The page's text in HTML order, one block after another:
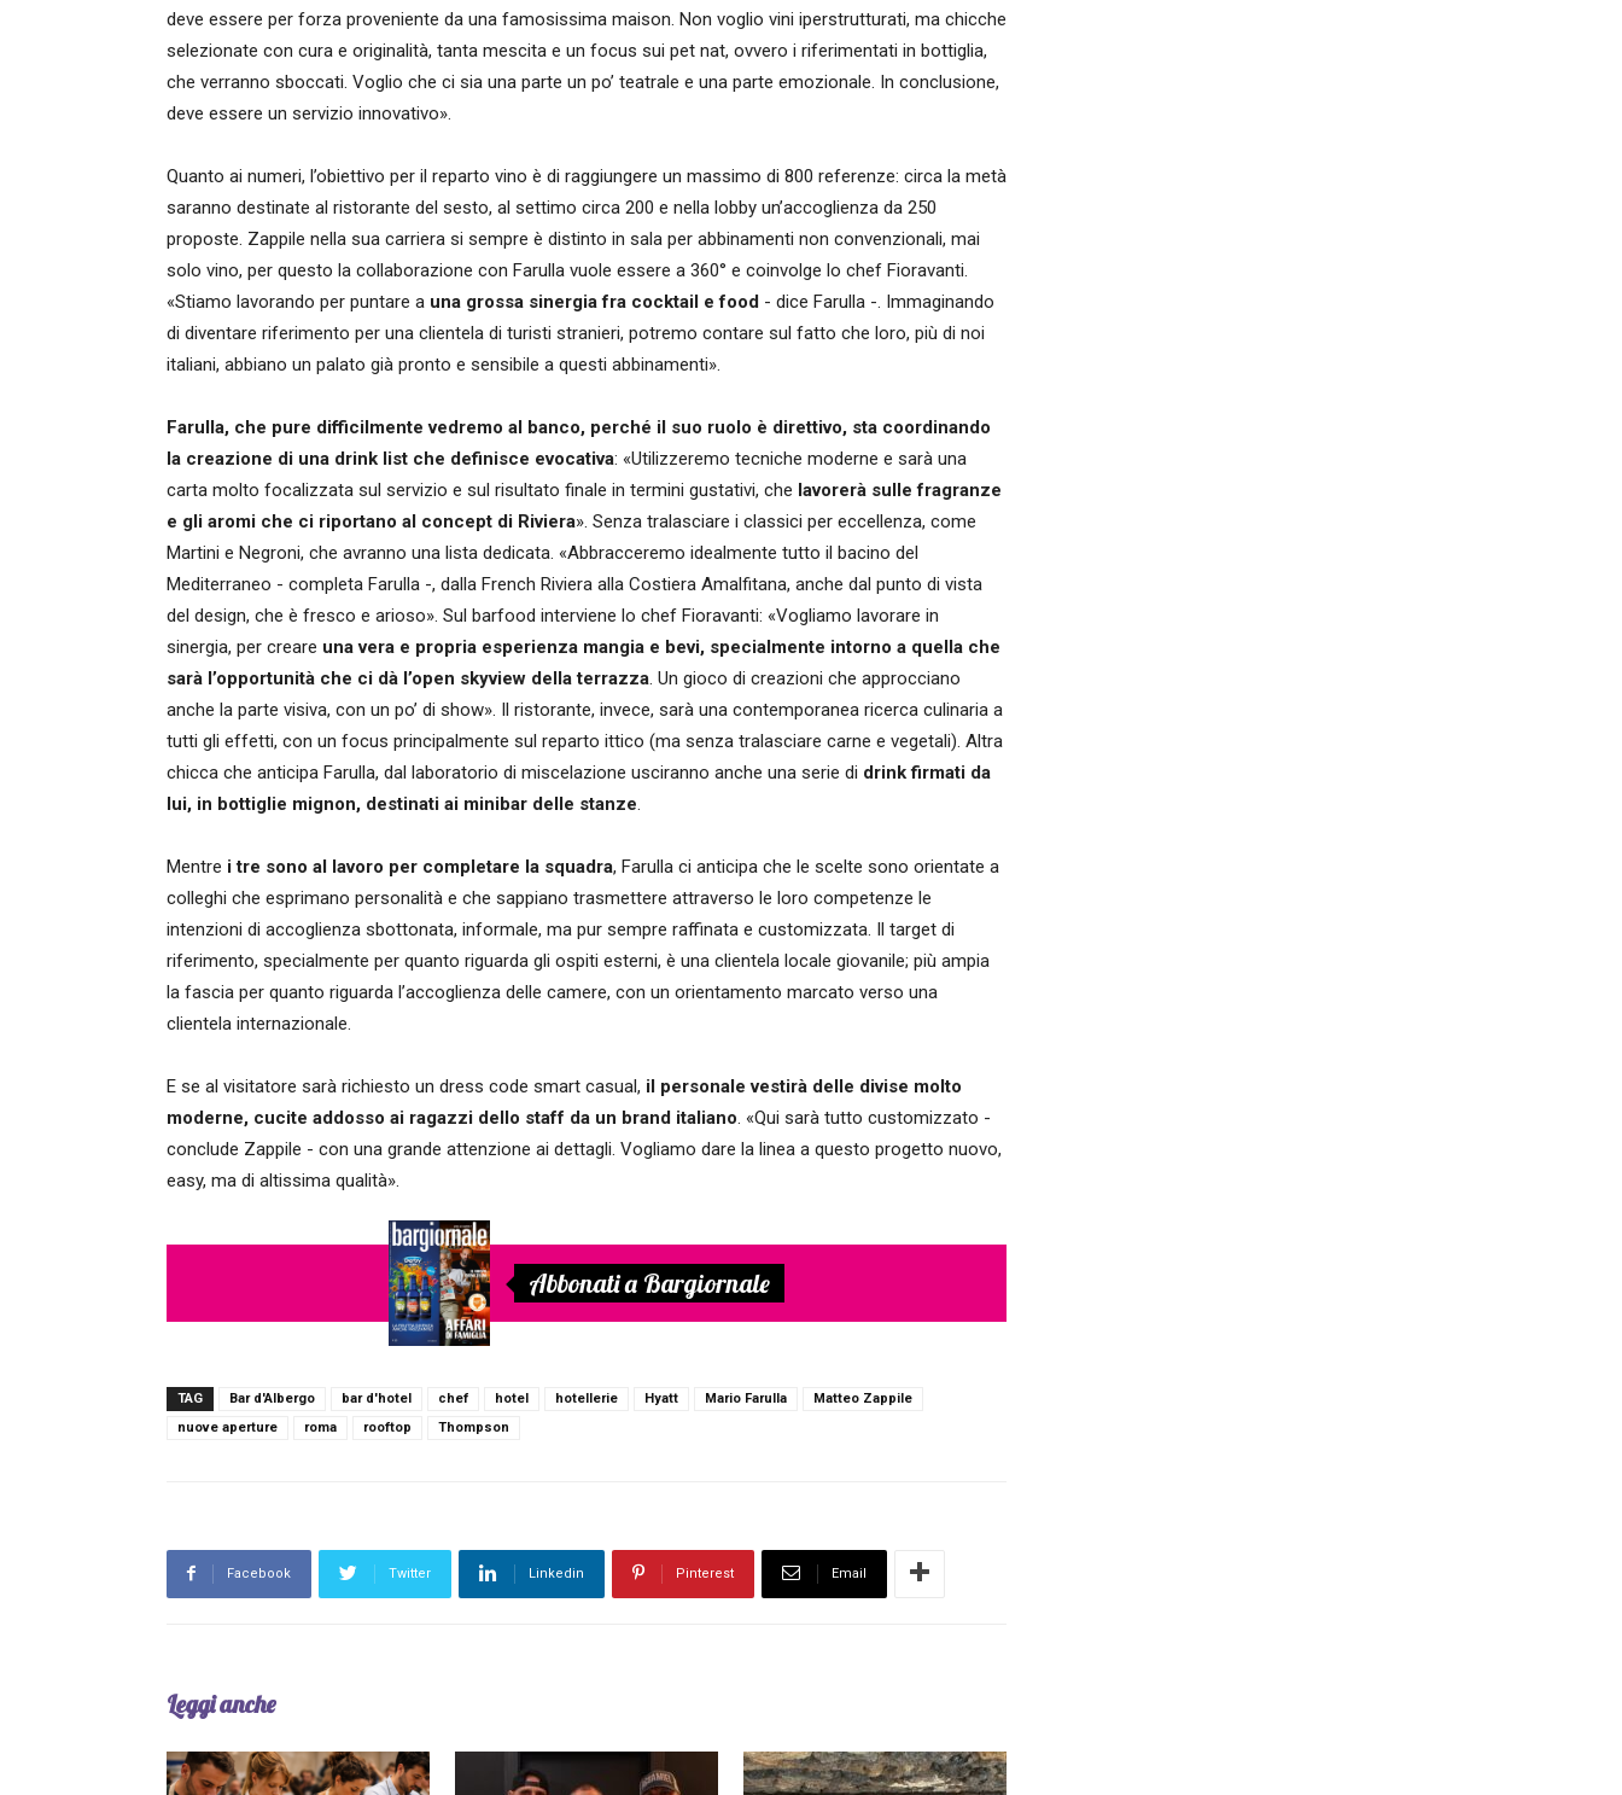
deve essere per forza proveniente da una famosissima maison. Non voglio vini iperstrutturati, ma chicche
selezionate con cura e originalità, tanta mescita e un focus sui pet nat, ovvero i riferimentati in bottiglia,
che verranno sboccati. Voglio che ci sia una parte un po’ teatrale e una parte emozionale. In conclusione,
deve essere un servizio innovativo».
Quanto ai numeri, l’obiettivo per il reparto vino è di raggiungere un massimo di 800 referenze: circa la metà
saranno destinate al ristorante del sesto, al settimo circa 200 e nella lobby un’accoglienza da 250
proposte. Zappile nella sua carriera si sempre è distinto in sala per abbinamenti non convenzionali, mai
solo vino, per questo la collaborazione con Farulla vuole essere a 360° e coinvolge lo chef Fioravanti.
«Stiamo lavorando per puntare a una grossa sinergia fra cocktail e food - dice Farulla -. Immaginando
di diventare riferimento per una clientela di turisti stranieri, potremo contare sul fatto che loro, più di noi
italiani, abbiano un palato già pronto e sensibile a questi abbinamenti».
Farulla, che pure difficilmente vedremo al banco, perché il suo ruolo è direttivo, sta coordinando
la creazione di una drink list che definisce evocativa: «Utilizzeremo tecniche moderne e sarà una
carta molto focalizzata sul servizio e sul risultato finale in termini gustativi, che lavorerà sulle fragranze
e gli aromi che ci riportano al concept di Riviera». Senza tralasciare i classici per eccellenza, come
Martini e Negroni, che avranno una lista dedicata. «Abbracceremo idealmente tutto il bacino del
Mediterraneo - completa Farulla -, dalla French Riviera alla Costiera Amalfitana, anche dal punto di vista
del design, che è fresco e arioso». Sul barfood interviene lo chef Fioravanti: «Vogliamo lavorare in
sinergia, per creare una vera e propria esperienza mangia e bevi, specialmente intorno a quella che
sarà l’opportunità che ci dà l’open skyview della terrazza. Un gioco di creazioni che approcciano
anche la parte visiva, con un po’ di show». Il ristorante, invece, sarà una contemporanea ricerca culinaria a
tutti gli effetti, con un focus principalmente sul reparto ittico (ma senza tralasciare carne e vegetali). Altra
chicca che anticipa Farulla, dal laboratorio di miscelazione usciranno anche una serie di drink firmati da
lui, in bottiglie mignon, destinati ai minibar delle stanze.
Mentre i tre sono al lavoro per completare la squadra, Farulla ci anticipa che le scelte sono orientate a
colleghi che esprimano personalità e che sappiano trasmettere attraverso le loro competenze le
intenzioni di accoglienza sbottonata, informale, ma pur sempre raffinata e customizzata. Il target di
riferimento, specialmente per quanto riguarda gli ospiti esterni, è una clientela locale giovanile; più ampia
la fascia per quanto riguarda l’accoglienza delle camere, con un orientamento marcato verso una
clientela internazionale.
E se al visitatore sarà richiesto un dress code smart casual, il personale vestirà delle divise molto
moderne, cucite addosso ai ragazzi dello staff da un brand italiano. «Qui sarà tutto customizzato -
conclude Zappile - con una grande attenzione ai dettagli. Vogliamo dare la linea a questo progetto nuovo,
easy, ma di altissima qualità».
Abbonati a Bargiornale
TAG Bar d'Albergo bar d'hotel chef hotel hotellerie Hyatt Mario Farulla
Matteo Zappile
nuove aperture
roma rooftop Thompson
Facebook Twitter Linkedin Pinterest Email
Leggi anche